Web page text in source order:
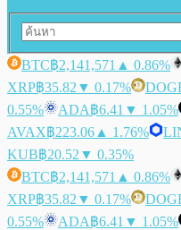
BTC฿2,141,571 ▲ 0.86%
XRP฿35.82 ▼ 0.17%
0.55%
ADA฿6.41 ▼ 1.05%
AVAX฿223.06 ▲ 1.76%
KUB฿20.52 ▼ 0.35%
BTC฿2,141,571 ▲ 0.86%
XRP฿35.82 ▼ 0.17%
0.55%
ADA฿6.41 ▼ 1.05%